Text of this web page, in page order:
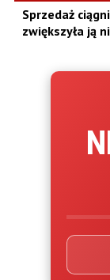
Sprzedaż
zwiększyła ją